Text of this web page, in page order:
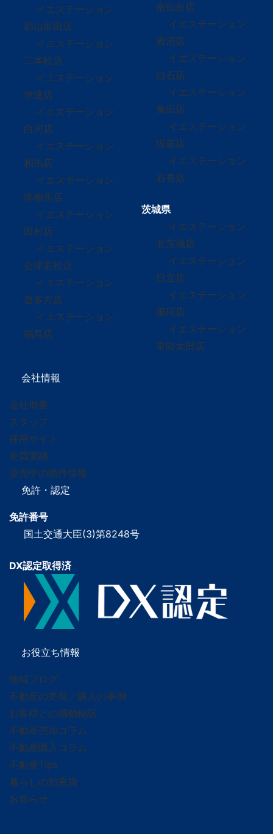
イエステーション
郡山富田店
イエステーション
二本松店
イエステーション
伊達店
イエステーション
白河店
イエステーション
相馬店
イエステーション
南相馬店
イエステーション
田村店
イエステーション
会津若松店
イエステーション
喜多方店
イエステーション
福島店
南仙台店
イエステーション
岩沼店
イエステーション
白石店
イエステーション
角田店
イエステーション
塩竈店
イエステーション
石巻店
茨城県
イエステーション
北茨城店
イエステーション
日立店
イエステーション
那珂店
イエステーション
常陸太田店
会社情報
会社概要
スタッフ
採用サイト
売買実績
販売中の物件情報
免許・認定
免許番号
国土交通大臣(3)第8248号
DX認定取得済
お役立ち情報
地域ブログ
不動産の売却／購入の事例
お客様との感動秘話
不動産売却コラム
不動産購入コラム
不動産Tips
暮らしの知恵袋
お知らせ